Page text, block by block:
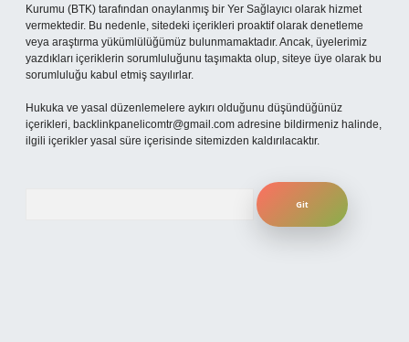
Kurumu (BTK) tarafından onaylanmış bir Yer Sağlayıcı olarak hizmet
vermektedir. Bu nedenle, sitedeki içerikleri proaktif olarak denetleme
veya araştırma yükümlülüğümüz bulunmamaktadır. Ancak, üyelerimiz
yazdıkları içeriklerin sorumluluğunu taşımakta olup, siteye üye olarak bu
sorumluluğu kabul etmiş sayılırlar.
Hukuka ve yasal düzenlemelere aykırı olduğunu düşündüğünüz
içerikleri, backlinkpanelicomtr@gmail.com adresine bildirmeniz halinde,
ilgili içerikler yasal süre içerisinde sitemizden kaldırılacaktır.